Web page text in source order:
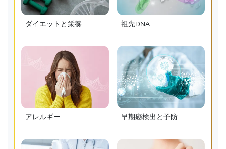
ダイエットと栄養 祖先DNA
アレルギー 早期癌検出と予防